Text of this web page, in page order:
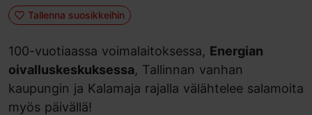
Tallenna suosikkeihin
100-vuotiaassa voimalaitoksessa, Energian
oivalluskeskuksessa, Tallinnan vanhan
kaupungin ja Kalamaja rajalla välähtelee salamoita
myös päivällä!